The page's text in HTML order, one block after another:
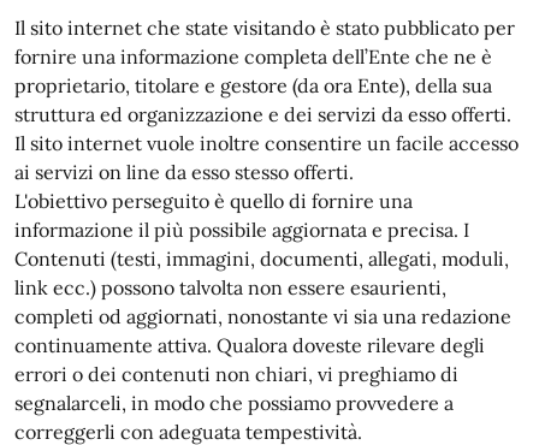
Il sito internet che state visitando è stato pubblicato per
fornire una informazione completa dell’Ente che ne è
proprietario, titolare e gestore (da ora Ente), della sua
struttura ed organizzazione e dei servizi da esso offerti.
Il sito internet vuole inoltre consentire un facile accesso
ai servizi on line da esso stesso offerti.
L'obiettivo perseguito è quello di fornire una
informazione il più possibile aggiornata e precisa. I
Contenuti (testi, immagini, documenti, allegati, moduli,
link ecc.) possono talvolta non essere esaurienti,
completi od aggiornati, nonostante vi sia una redazione
continuamente attiva. Qualora doveste rilevare degli
errori o dei contenuti non chiari, vi preghiamo di
segnalarceli, in modo che possiamo provvedere a
correggerli con adeguata tempestività.